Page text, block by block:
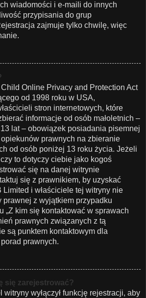
wiadomości i e-maili do innych
przypisania do grup
zajmuje tylko chwilę, więc
Online Privacy and Protection Act
od 1998 roku w USA,
stron internetowych, które
informacje od osób małoletnich –
lat – obowiązek posiadania pisemnej
prawnych na zbieranie
od osób poniżej 13 roku życia. Jeżeli
to dotyczy ciebie jako kogoś
się na danej witrynie
się z prawnikiem, by uzyskać
i właściciele tej witryny nie
prawnej z wyjątkiem przypadku
„Z kim się kontaktować w sprawach
prawnych związanych z tą
są punktem kontaktowym dla
prawnych.
się zarejestrować?
witryny wyłączył funkcję rejestracji, aby